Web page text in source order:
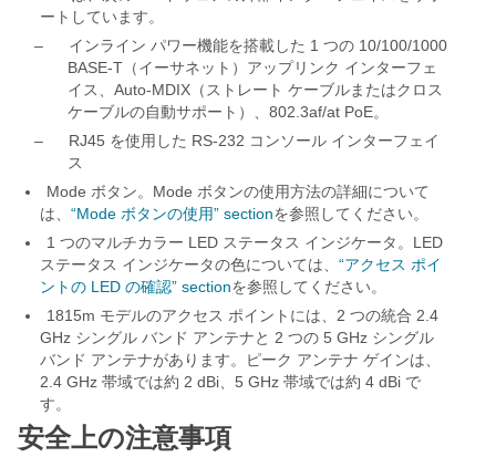
ートしています。
–
インライン パワー機能を搭載した 1 つの 10/100/1000
BASE-T（イーサネット）アップリンク インターフェ
イス、Auto-MDIX（ストレート ケーブルまたはクロス
ケーブルの自動サポート）、802.3af/at PoE。
–
RJ45 を使用した RS-232 コンソール インターフェイ
ス
Mode ボタン。Mode ボタンの使用方法の詳細について
は、 “Mode ボタンの使用” sectionを参照してください。
1 つのマルチカラー LED ステータス インジケータ。LED
ステータス インジケータの色については、 “アクセス ポイ
ントの LED の確認” sectionを参照してください。
1815m モデルのアクセス ポイントには、2 つの統合 2.4
GHz シングル バンド アンテナと 2 つの 5 GHz シングル
バンド アンテナがあります。ピーク アンテナ ゲインは、
2.4 GHz 帯域では約 2 dBi、5 GHz 帯域では約 4 dBi で
す。
安全上の注意事項